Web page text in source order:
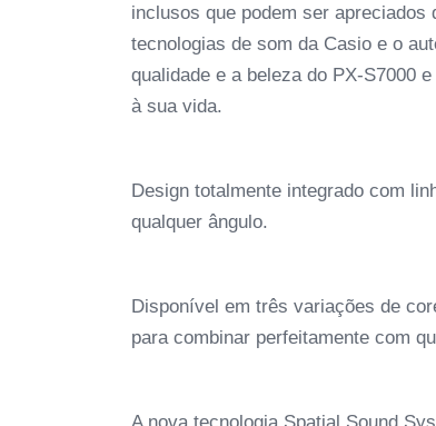
inclusos que podem ser apreciados
tecnologias de som da Casio e o
qualidade e a beleza do PX-S7000
à sua vida.
Design totalmente integrado com
qualquer ângulo.
Disponível em três variações de
para combinar perfeitamente com